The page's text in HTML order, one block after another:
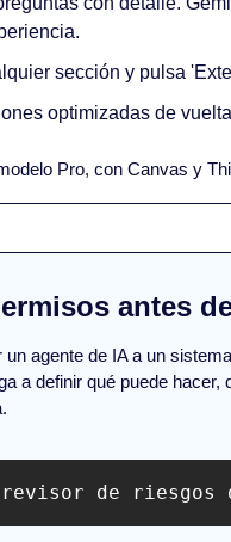
sección y pulsa
optimizadas de
Pro, con Canvas y
antes
agente de IA a un
a definir qué puede
revisor de